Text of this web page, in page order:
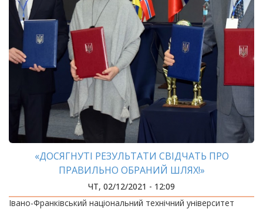
«ДОСЯГНУТІ РЕЗУЛЬТАТИ СВІДЧАТЬ ПРО
ПРАВИЛЬНО ОБРАНИЙ ШЛЯХ!»
ЧТ, 02/12/2021 - 12:09
Івано-Франківський національний технічний університет